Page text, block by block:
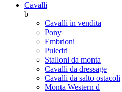
Cavalli
b
Cavalli in vendita
Pony
Embrioni
Puledri
Stalloni da monta
Cavalli da dressage
Cavalli da salto ostacoli
Monta Western d